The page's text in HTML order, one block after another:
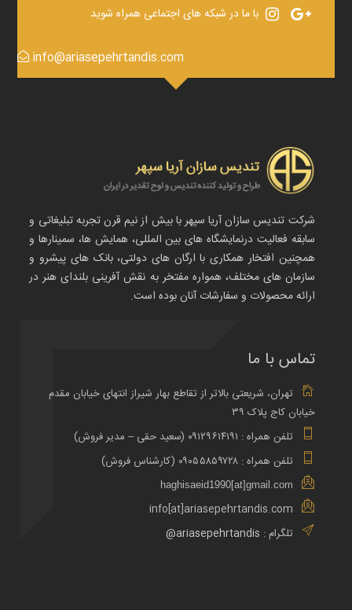
با ما در شبکه های اجتماعی همراه شوید
info@ariasepehrtandis.com
شرکت تندیس سازان آریا سپهر با بیش از نیم قرن تجربه تبلیغاتی و
سابقه فعالیت درنمایشگاه های بین المللی، همایش ها، سمینارها و
همچنین افتخار همکاری با ارگان های دولتی، بانک های پیشرو و
سازمان های مختلف، همواره مفتخر به نقش آفرینی بلندای هنر در
ارائه محصولات و سفارشات آنان بوده است.
تماس با ما
تهران، شریعتی بالاتر از تقاطع بهار شیراز انتهای خیابان مقدم
خیابان کاج پلاک ۳۹
تلفن همراه : ۰۹۱۲۹۶۱۴۱۹۱ (سعید حقی – مدیر فروش)
تلفن همراه : ۰۹۰۵۵۸۵۹۷۲۸ (کارشناس فروش)
haghisaeid1990[at]gmail.com
info[at]ariasepehrtandis.com
تلگرام : ariasepehrtandis@